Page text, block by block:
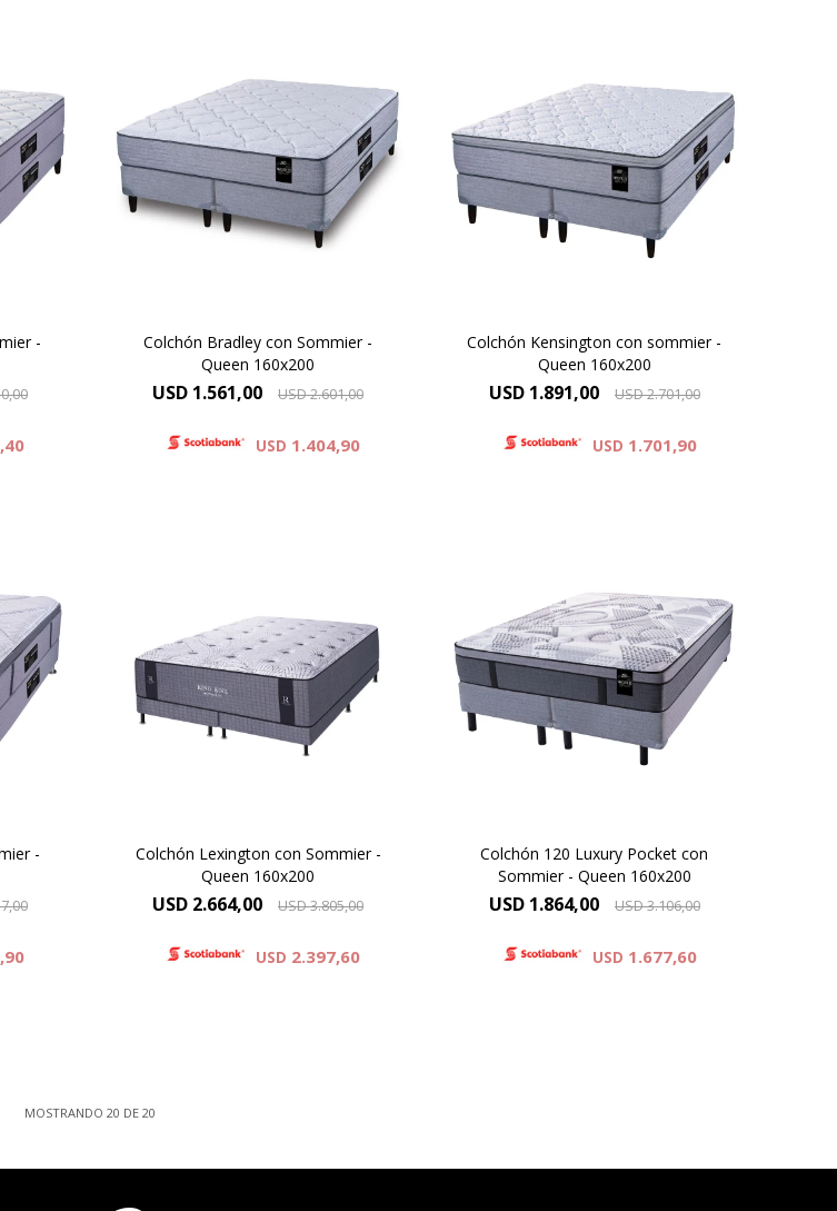
por
cm
-
Resortes individuales Pocket se
combinan con espumas de alta
densidad y una capa de espuma
sustentable Eco Zoned. Hard
Foam®. Comfort Grid.Altura de
colchón 25 cm y 62 cm la suma
del colchón y el sommier.
Colchón Bradley con Sommier -
Queen 160x200
USD 1.561,00 USD2.601,00
USD 1.404,90
Resortes individuales Pocket se
combinan con la espuma
sustentable Eco Zoned. Comfort
Grid. Hard Foam®. Altura de
colchón 28 cm y 63 cm la suma
del colchón y el sommier.
Colchón Kensington con sommier -
Queen 160x200
USD 1.891,00 USD2.701,00
USD 1.701,90
de
de
-
de punto totalmente
matelaseado con capas de
espumas viscoelásticas
Reaction® Technology
combinado con espumas soft.
Altura de colchón 37 cm y 74 cm
la suma del colchón y el sommier.
Colchón Lexington con Sommier -
Queen 160x200
USD 2.664,00 USD3.805,00
USD 2.397,60
Europillow cubierto por tejido de
punto que incorpora Seaqual
Yarn, un hilo de poliester de alta
calidad elaborado a partir de
materiales plásicos reciclados,
recuperados del oceano. Altura de
colchón 31 cm y 68 cm la suma
del colchón y el sommier.
Colchón 120 Luxury Pocket con
Sommier - Queen 160x200
USD 1.864,00 USD3.106,00
USD 1.677,60
MOSTRANDO 20 DE 20